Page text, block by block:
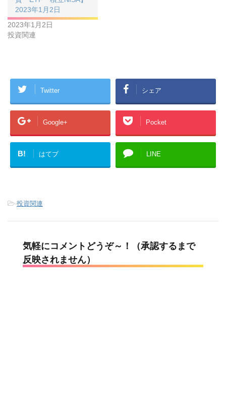
2023年1月2日
2023年1月2日
投資関連
Twitter シェア
Google+ Pocket
B! はてブ LINE
-投資関連
気軽にコメントどうぞ～！（承認するまで
反映されません）